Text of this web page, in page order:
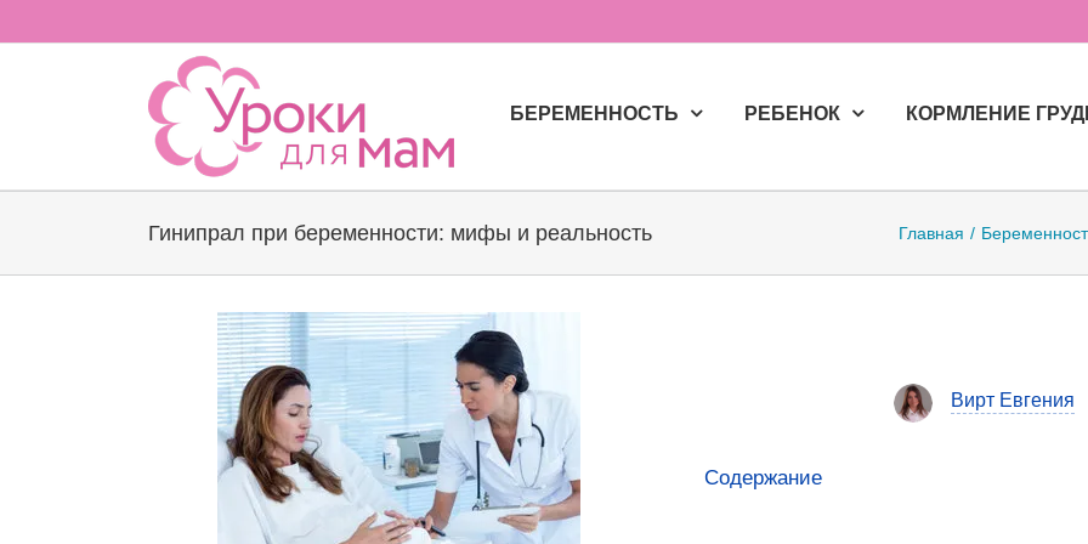
to
БЕРЕМЕННОСТЬ
РЕБЕНОК КОРМЛЕНИЕ
Гинипрал при беременности: мифы и реальность Главная
Вирт Евгения
Содержание